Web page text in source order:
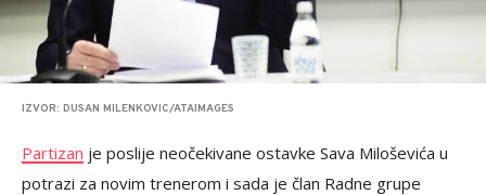
IZVOR: DUSAN MILENKOVIC/ATAIMAGES
Partizan je poslije neočekivane ostavke Sava Miloševića u
potrazi za novim trenerom i sada je član Radne grupe